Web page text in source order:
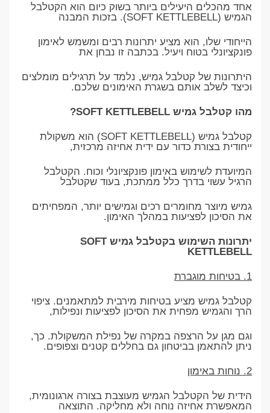
אחד מהכלים היעילים ביותר בשוק כיום הוא הקטלבל
הגמיש (SOFT KETTLEBELL). בזכות המבנה
הייחודי שלו, הוא מציע יתרונות רבים ומשמש לאימון
פונקציונלי בטוח ויעיל. בכתבה זו נבחן את
היתרונות של קטלבל גמיש, נלמד על תרגילים מומלצים
וכיצד לשלב אותם בשגרת האימונים שלכם.
מהו קטלבל גמיש SOFT KETTLEBELL?
קטלבל גמיש (SOFT KETTLEBELL) הוא משקולת
ייחודית בצורת כדור עם ידית אחיזה מרכזית,
המיועדת לשימוש באימון פונקציונלי וכוח. הקטלבל
הרגיל עשוי בדרך כלל ממתכת, בעוד שקטלבל
גמיש מיוצר מחומרים רכים וגמישים יותר, המפחיתים
את הסיכון לפציעות במהלך האימון.
יתרונות השימוש בקטלבל גמיש SOFT
KETTLEBELL
1. בטיחות מוגברת
קטלבל גמיש מציע בטיחות מירבית למתאמנים. ציפוי
הרך והגמיש מפחית את הסיכון לפציעות ונפילות,
וגם מגן על הרצפה במקרה של נפילת המשקולת. כך,
ניתן להתאמן בביטחון גם בחללים קטנים וצפופים.
2. נוחות באימון
הידית של הקטלבל הגמיש מעוצבת בצורה ארגונומית,
המאפשרת אחיזה נוחה ולא מחליקה. התוצאה